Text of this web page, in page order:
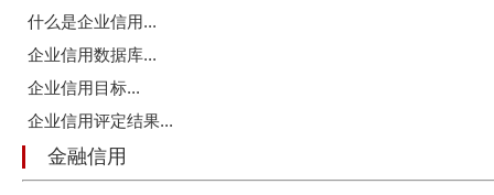
什么是企业信用...
企业信用数据库...
企业信用目标...
企业信用评定结果...
金融信用